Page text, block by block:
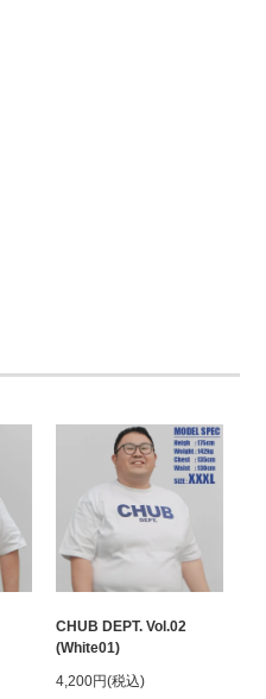
CHUB DEPT. Vol.02
(White01)
4,200円(税込)